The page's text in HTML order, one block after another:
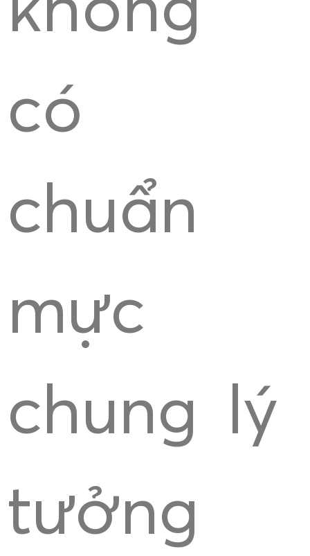
có
chuẩn
mực
chung lý
tưởng